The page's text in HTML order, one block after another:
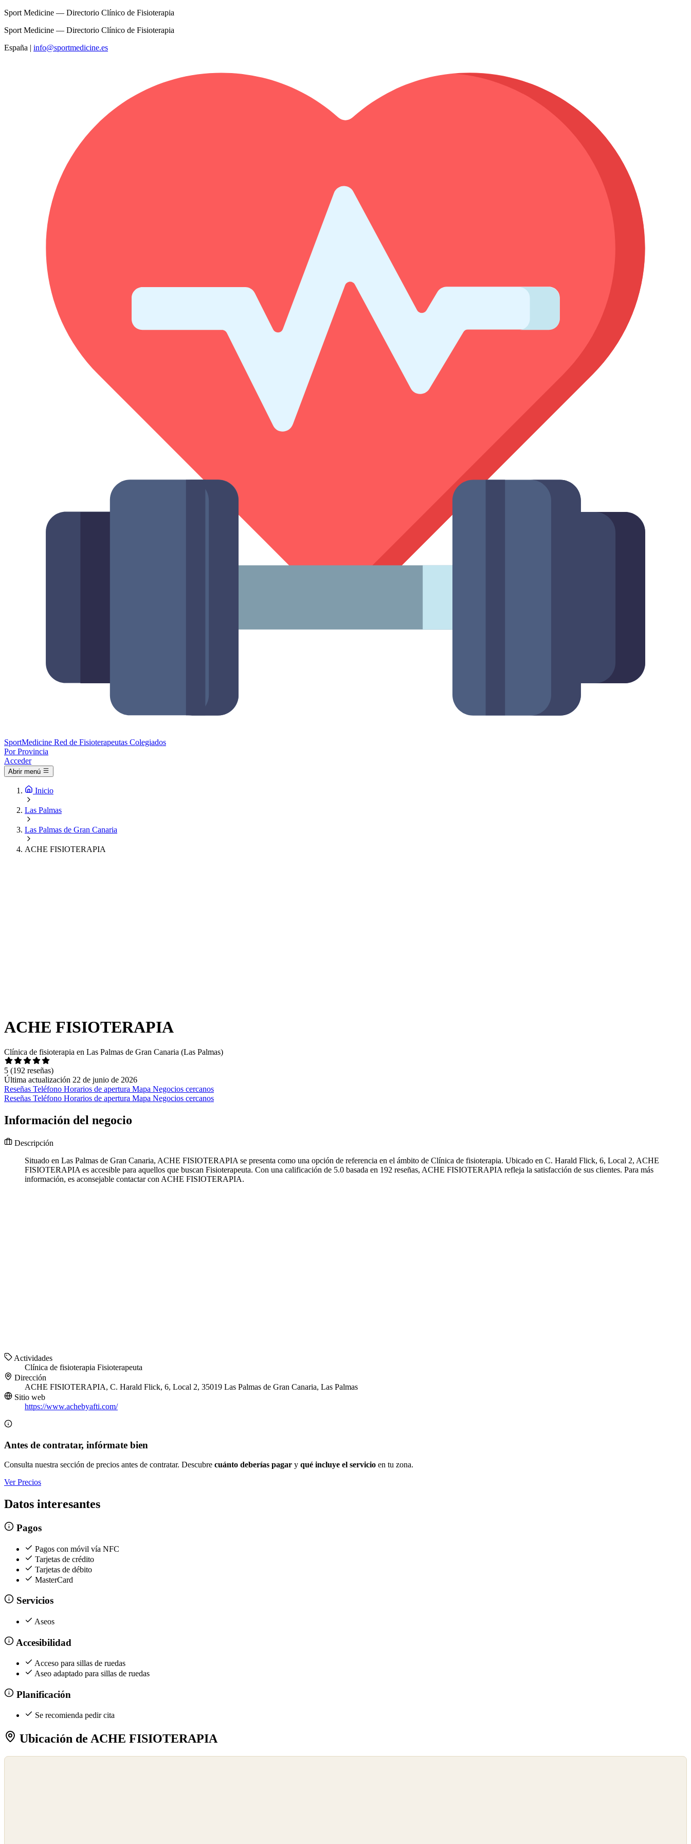
Sport Medicine — Directorio Clínico de Fisioterapia
Sport Medicine — Directorio Clínico de Fisioterapia
España | info@sportmedicine.es
SportMedicine Red de Fisioterapeutas Colegiados
Por Provincia
Acceder
Abrir menú
Inicio
Las Palmas
Las Palmas de Gran Canaria
ACHE FISIOTERAPIA
ACHE FISIOTERAPIA
Clínica de fisioterapia en Las Palmas de Gran Canaria (Las Palmas)
5 (192 reseñas)
Última actualización 22 de junio de 2026
Reseñas Teléfono Horarios de apertura Mapa Negocios cercanos
Reseñas Teléfono Horarios de apertura Mapa Negocios cercanos
Información del negocio
Descripción
Situado en Las Palmas de Gran Canaria, ACHE FISIOTERAPIA se presenta como una opción de referencia en el ámbito de Clínica de fisioterapia. Ubicado en C. Harald Flick, 6, Local 2, ACHE
FISIOTERAPIA es accesible para aquellos que buscan Fisioterapeuta. Con una calificación de 5.0 basada en 192 reseñas, ACHE FISIOTERAPIA refleja la satisfacción de sus clientes. Para más
información, es aconsejable contactar con ACHE FISIOTERAPIA.
Actividades
Clínica de fisioterapia Fisioterapeuta
Dirección
ACHE FISIOTERAPIA, C. Harald Flick, 6, Local 2, 35019 Las Palmas de Gran Canaria, Las Palmas
Sitio web
https://www.achebyafti.com/
Antes de contratar, infórmate bien
Consulta nuestra sección de precios antes de contratar. Descubre cuánto deberías pagar y qué incluye el servicio en tu zona.
Ver Precios
Datos interesantes
Pagos
Pagos con móvil vía NFC
Tarjetas de crédito
Tarjetas de débito
MasterCard
Servicios
Aseos
Accesibilidad
Acceso para sillas de ruedas
Aseo adaptado para sillas de ruedas
Planificación
Se recomienda pedir cita
Ubicación de ACHE FISIOTERAPIA